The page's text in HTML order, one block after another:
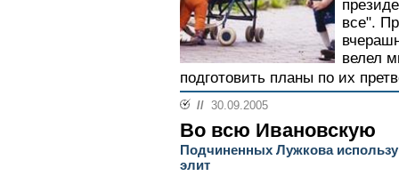
все".
велел
подготовить планы по их
// 30.09.2005
Во всю Ивановскую
Подчиненных Лужкова
элит